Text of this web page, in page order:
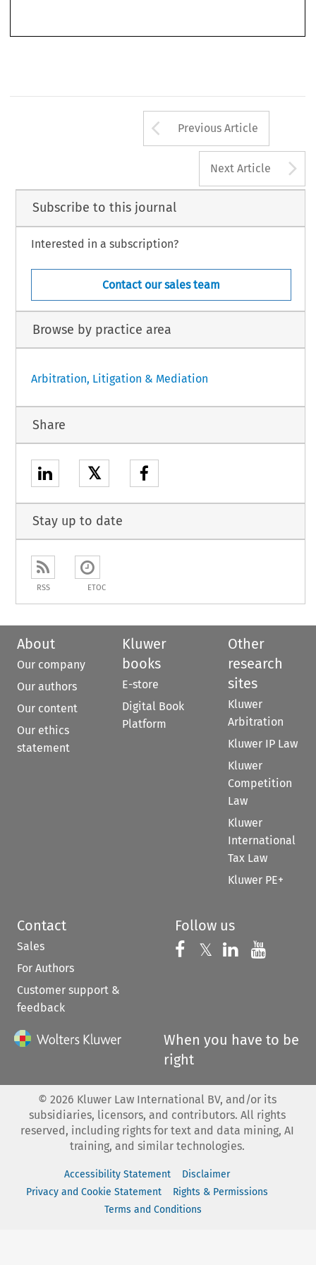
Arrow button
Previous Article
Next Article
Subscribe to this journal
Interested in a subscription?
Contact our sales team
Browse by practice area
Arbitration, Litigation & Mediation
Share
𝕏
Stay up to date
RSS ETOC
About
Our company
Our authors
Our content
Our ethics
statement
Kluwer
books
E-store
Digital Book
Platform
Other
research
sites
Kluwer
Arbitration
Kluwer IP Law
Kluwer
Competition
Law
Kluwer
International
Tax Law
Kluwer PE+
Contact
Sales
For Authors
Customer support &
feedback
Follow us
Follow us on
𝕏 Follow us on
Follow us
When you have to be
right
© 2026 Kluwer Law International BV, and/or its
subsidiaries, licensors, and contributors. All rights
reserved, including rights for text and data mining, AI
training, and similar technologies.
Accessibility Statement
Disclaimer
Privacy and Cookie Statement
Rights & Permissions
Terms and Conditions